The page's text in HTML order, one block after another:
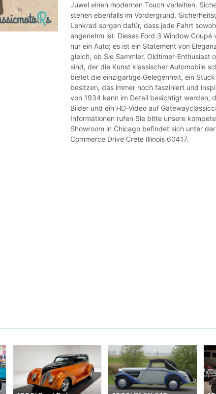
Juwel einen modernen Touch verleihen.
stehen ebenfalls im Vordergrund.
Lenkrad sorgen dafür, dass jede Fahrt
angenehm ist. Dieses Ford 3 Window Coupé
nur ein Auto; es ist ein Statement von
gleich, ob Sie Sammler, Oldtimer-Enthusiast
sind, der die Kunst klassischer Automobile
bietet die einzigartige Gelegenheit, ein
besitzen, das immer noch fasziniert und
von 1934 kann im Detail besichtigt werden,
Bilder und ein HD-Video auf
Informationen rufen Sie bitte unsere
Showroom in Chicago befindet sich unter
Commerce Drive Crete Illinois 60417.